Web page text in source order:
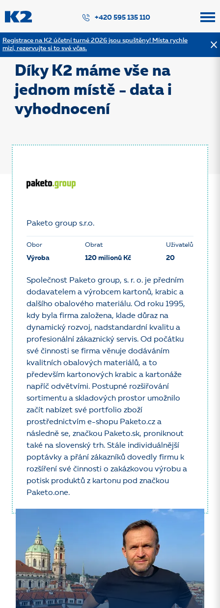
Registrace na K2 účetní turné 2026 jsou spuštěny! Místa rychle
mizí, rezervujte si to své včas.
+420 595 135 110
Zpět na výpis referencí
Díky K2 máme vše na
jednom místě - data i
vyhodnocení
Paketo group s.r.o.
Obor
Výroba
Obrat
120 milionů Kč
Uživatelů
20
Společnost Paketo group, s. r. o. je předním
dodavatelem a výrobcem kartonů, krabic a
dalšího obalového materiálu. Od roku 1995,
kdy byla firma založena, klade důraz na
dynamický rozvoj, nadstandardní kvalitu a
profesionální zákaznický servis. Od počátku
své činnosti se firma věnuje dodáváním
kvalitních obalových materiálů, a to
především kartonových krabic a kartonáže
napříč odvětvími. Postupné rozšiřování
sortimentu a skladových prostor umožnilo
začít nabízet své portfolio zboží
prostřednictvím e-shopu Paketo.cz a
následně se, značkou Paketo.sk, proniknout
také na slovenský trh. Stále individuálnější
poptávky a přání zákazníků dovedly firmu k
rozšíření své činnosti o zakázkovou výrobu a
potisk produktů z kartonu pod značkou
Paketo.one.